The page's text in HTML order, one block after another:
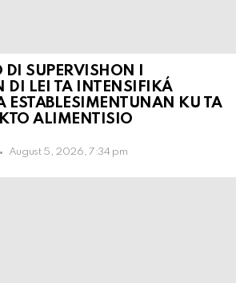
DI SUPERVISHON I
DI LEI TA INTENSIFIKÁ
ESTABLESIMENTUNAN KU TA
ALIMENTISIO
August 5, 2026, 7:34 pm